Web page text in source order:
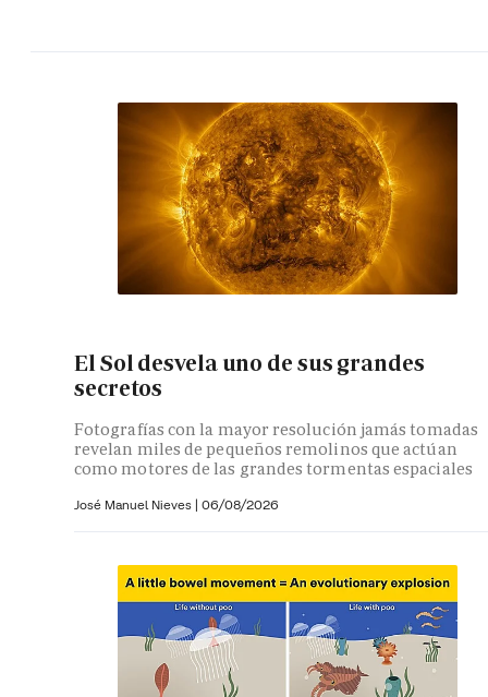
El Sol desvela uno de sus grandes
secretos
Fotografías con la mayor resolución jamás tomadas
revelan miles de pequeños remolinos que actúan
como motores de las grandes tormentas espaciales
José Manuel Nieves | 06/08/2026